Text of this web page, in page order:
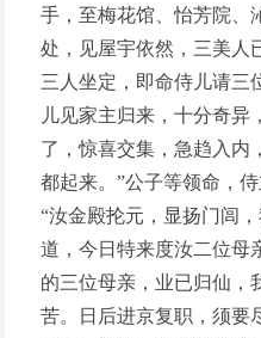
手，至梅花馆、怡芳院、
处，见屋宇依然，三美人
三人坐定，即命侍儿请三
儿见家主归来，十分奇异
了，惊喜交集，急趋入内
都起来。”公子等领命，
“汝金殿抡元，显扬门闾
道，今日特来度汝二位母
的三位母亲，业已归仙，
苦。日后进京复职，须要